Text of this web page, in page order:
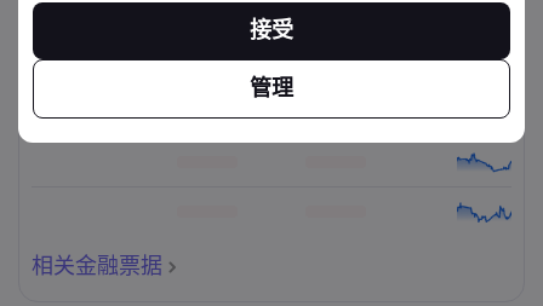
相关金融票据
接受
管理